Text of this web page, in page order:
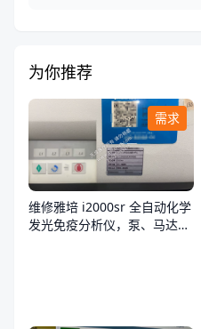
为你推荐
需求
维修雅培 i2000sr 全自动化学
发光免疫分析仪，泵、马达、